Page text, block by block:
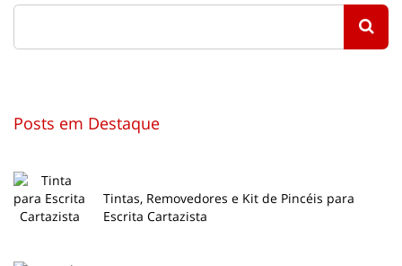
Posts em Destaque
Tintas, Removedores e Kit de Pincéis para
Escrita Cartazista